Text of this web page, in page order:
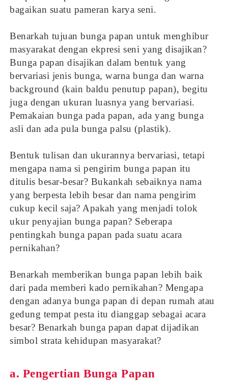
bagaikan suatu pameran karya seni.
Benarkah tujuan bunga papan untuk menghibur
masyarakat dengan ekpresi seni yang disajikan?
Bunga papan disajikan dalam bentuk yang
bervariasi jenis bunga, warna bunga dan warna
background (kain baldu penutup papan), begitu
juga dengan ukuran luasnya yang bervariasi.
Pemakaian bunga pada papan, ada yang bunga
asli dan ada pula bunga palsu (plastik).
Bentuk tulisan dan ukurannya bervariasi, tetapi
mengapa nama si pengirim bunga papan itu
ditulis besar-besar? Bukankah sebaiknya nama
yang berpesta lebih besar dan nama pengirim
cukup kecil saja? Apakah yang menjadi tolok
ukur penyajian bunga papan? Seberapa
pentingkah bunga papan pada suatu acara
pernikahan?
Benarkah memberikan bunga papan lebih baik
dari pada memberi kado pernikahan? Mengapa
dengan adanya bunga papan di depan rumah atau
gedung tempat pesta itu dianggap sebagai acara
besar? Benarkah bunga papan dapat dijadikan
simbol strata kehidupan masyarakat?
a. Pengertian Bunga Papan